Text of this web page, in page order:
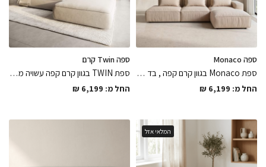
ספה Monaco
ספת Monaco בגוון קרם קפה , בד פרקטי עמיד לשחיקה וקל לניקיון נעים למגע עוטף ומפנק הגימור המושלם מאפשר שמירה על נפח ורכות לאורך שנים, הפיס שיהיה השואו המרכזי של הבית
החל מ: ₪ 6,199
ספה Twin קרם
ספת TWIN בגוון קרם קפה עשויה משני חלקים ומאחז יד מרכזי עטוף ומרופד, בד פרקטי עמיד לשחיקה וקל לניקיון נעים למגע תומך ומפנק לאורך שנים
החל מ: ₪ 6,199
המלאי אזל